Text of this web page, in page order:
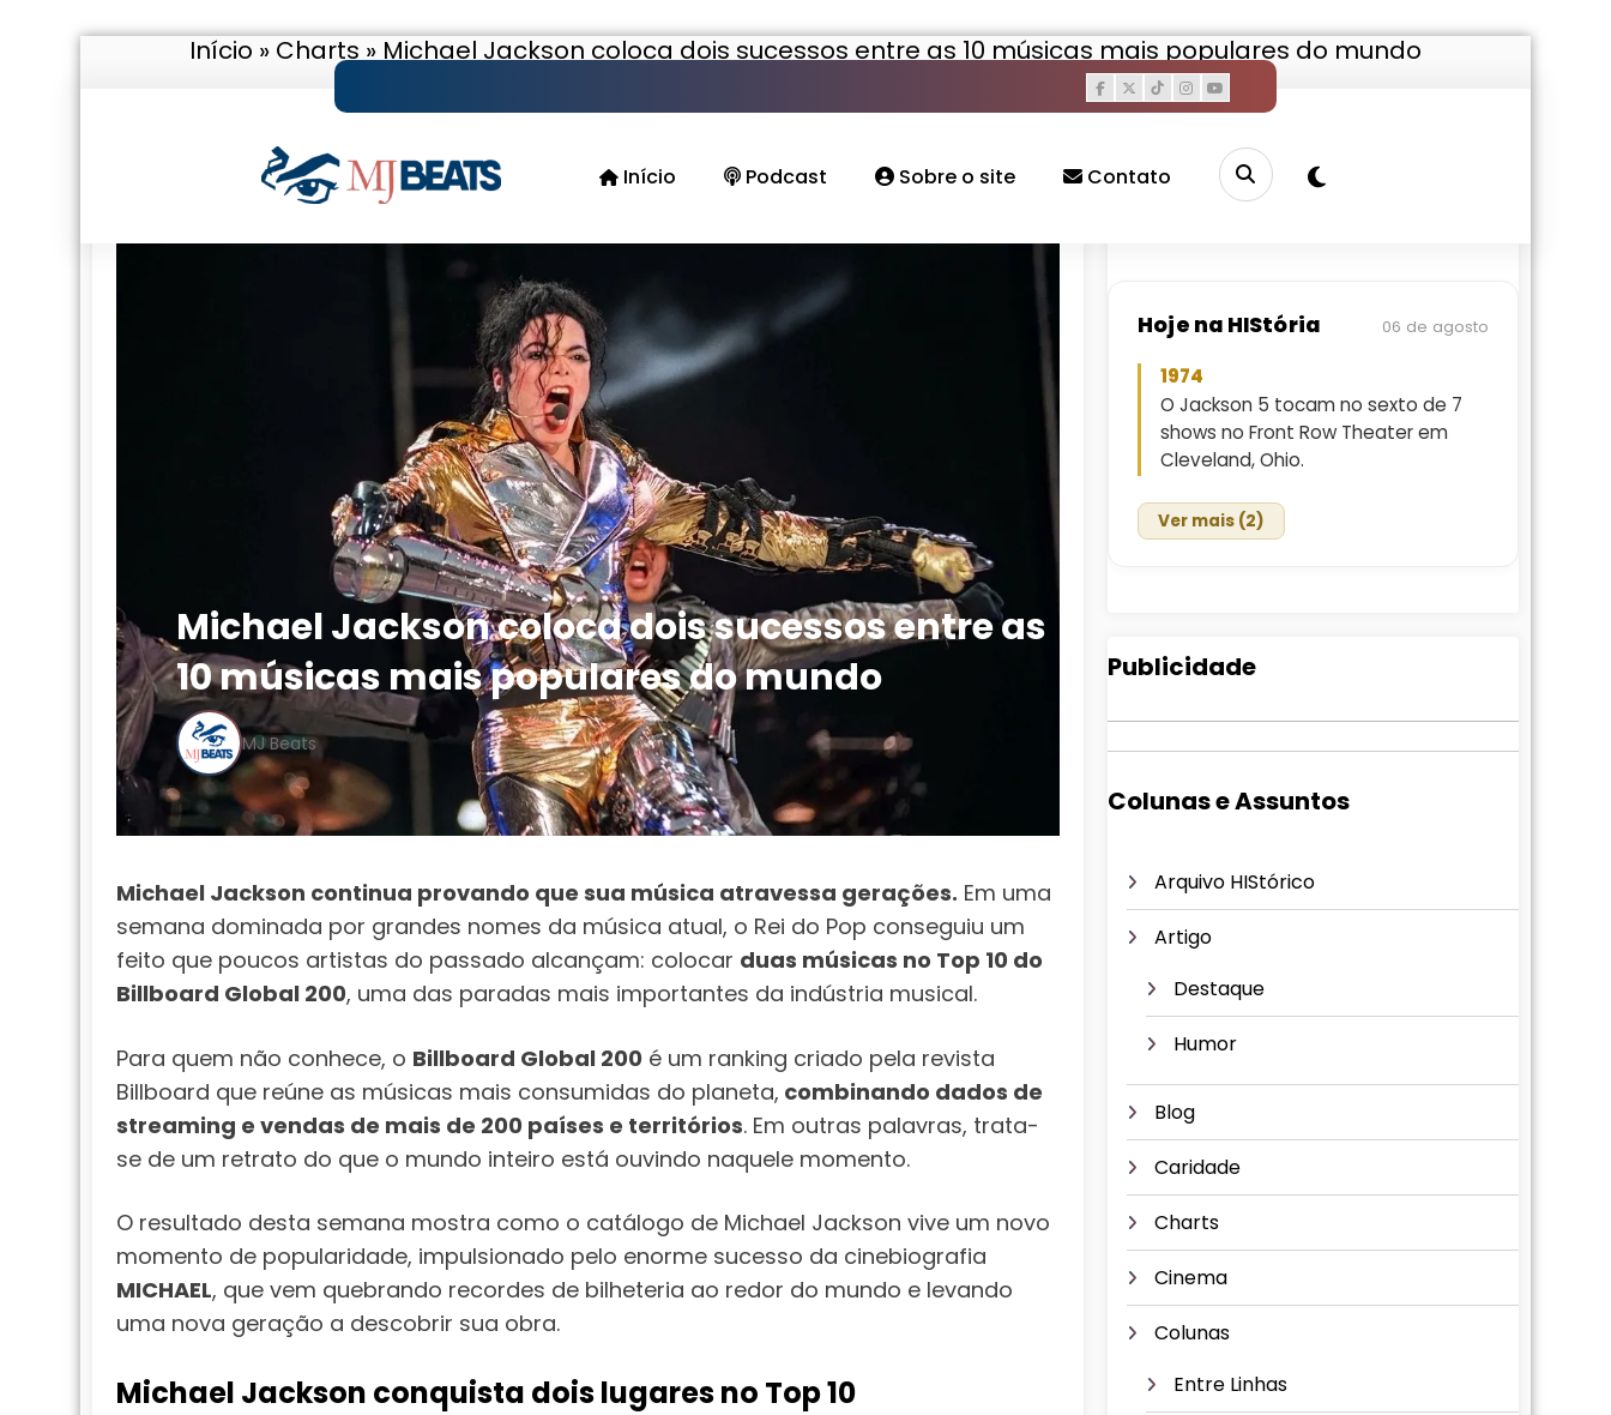
Início
Podcast Sobre o site Contato
Início » Charts » Michael Jackson coloca dois sucessos entre as 10 músicas mais populares do mundo
Michael Jackson coloca dois sucessos entre as
10 músicas mais populares do mundo
MJ Beats
Michael Jackson continua provando que sua música atravessa gerações. Em uma
semana dominada por grandes nomes da música atual, o Rei do Pop conseguiu um
feito que poucos artistas do passado alcançam: colocar duas músicas no Top 10 do
Billboard Global 200, uma das paradas mais importantes da indústria musical.
Para quem não conhece, o Billboard Global 200 é um ranking criado pela revista
Billboard que reúne as músicas mais consumidas do planeta, combinando dados de
streaming e vendas de mais de 200 países e territórios. Em outras palavras, trata-
se de um retrato do que o mundo inteiro está ouvindo naquele momento.
O resultado desta semana mostra como o catálogo de Michael Jackson vive um novo
momento de popularidade, impulsionado pelo enorme sucesso da cinebiografia
MICHAEL, que vem quebrando recordes de bilheteria ao redor do mundo e levando
uma nova geração a descobrir sua obra.
Michael Jackson conquista dois lugares no Top 10
Hoje na HIStória 06 de agosto
1974
O Jackson 5 tocam no sexto de 7
shows no Front Row Theater em
Cleveland, Ohio.
Ver mais (2)
Publicidade
Colunas e Assuntos
Arquivo HIStórico
Artigo
Destaque
Humor
Blog
Caridade
Charts
Cinema
Colunas
Entre Linhas